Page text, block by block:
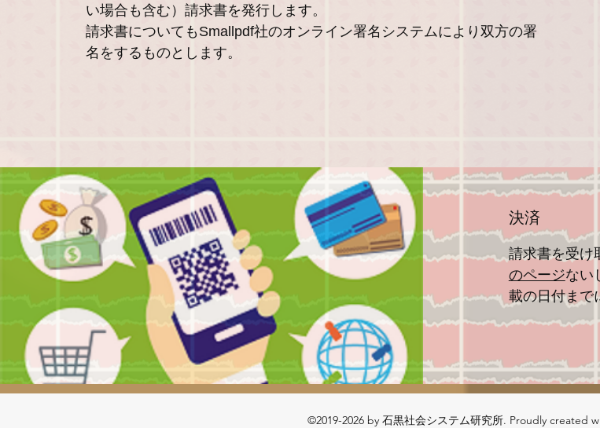
い場合も含む）請求書を発行します。
請求書についてもSmallpdf社のオンライン署名システムにより双方の署
名をするものとします。
決済
請求書を受け
のページない
載の日付まで
©2019-2026 by 石黒社会システム研究所. Proudly created